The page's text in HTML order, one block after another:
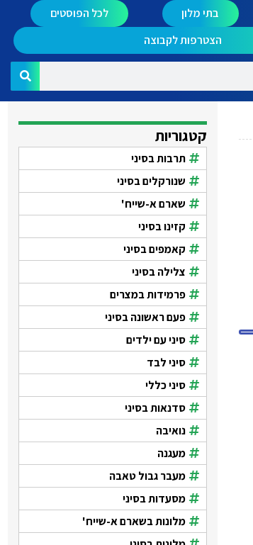
בתי מלון
לכל הפוסטים
הצטרפות לקבוצה
קטגוריות
תרבות בסיני
שנורקלים בסיני
שארם א-שייח'
קזינו בסיני
קאמפים בסיני
צלילה בסיני
פרמידות במצרים
פעם ראשונה בסיני
סיני עם ילדים
סיני לבד
סיני כללי
סדנאות בסיני
נואיבה
מעגנה
מעבר גבול טאבה
מסעדות בסיני
מלונות בשארם א-שייח'